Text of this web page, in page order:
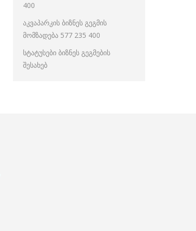
400
აკვაპარკის ბიზნეს გეგმის
მომზადება 577 235 400
სტატუსები ბიზნეს გეგმების
შესახებ